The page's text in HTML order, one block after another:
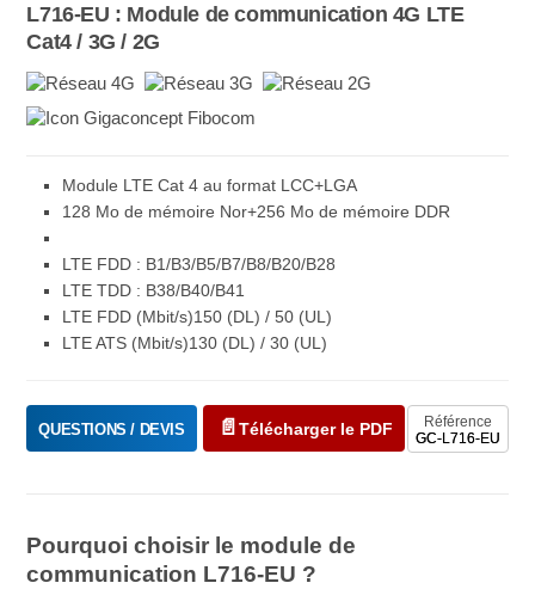
L716-EU : Module de communication 4G LTE
Cat4 / 3G / 2G
Module LTE Cat 4 au format LCC+LGA
128 Mo de mémoire Nor+256 Mo de mémoire DDR
LTE FDD : B1/B3/B5/B7/B8/B20/B28
LTE TDD : B38/B40/B41
LTE FDD (Mbit/s)150 (DL) / 50 (UL)
LTE ATS (Mbit/s)130 (DL) / 30 (UL)
Référence
GC-L716-EU
QUESTIONS / DEVIS Télécharger le PDF
Pourquoi choisir le module de
communication L716-EU ?